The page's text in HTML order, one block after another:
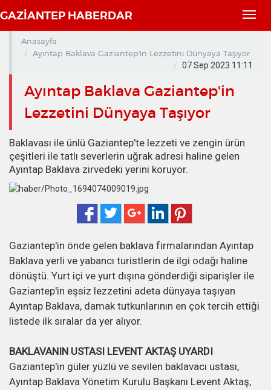
GAZİANTEP HABERDAR
Anasayfa
Ayıntap Baklava Gaziantep'in Lezzetini Dünyaya Taşıyor
07 Sep 2023 11:11
Ayıntap Baklava Gaziantep'in
Lezzetini Dünyaya Taşıyor
Baklavası ile ünlü Gaziantep'te lezzeti ve zengin ürün
çeşitleri ile tatlı severlerin uğrak adresi haline gelen
Ayıntap Baklava zirvedeki yerini koruyor.
Gaziantep'in önde gelen baklava firmalarından Ayıntap
Baklava yerli ve yabancı turistlerin de ilgi odağı haline
dönüştü. Yurt içi ve yurt dışına gönderdiği siparişler ile
Gaziantep'in eşsiz lezzetini adeta dünyaya taşıyan
Ayıntap Baklava, damak tutkunlarının en çok tercih ettiği
listede ilk sıralar da yer alıyor.
BAKLAVANIN USTASI LEVENT AKTAŞ UYARDI
Gaziantep'in güler yüzlü ve sevilen baklavacı ustası,
Ayıntap Baklava Yönetim Kurulu Başkanı Levent Aktaş,